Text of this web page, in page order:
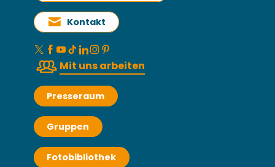
Kontakt
Mit uns arbeiten
Presseraum
Gruppen
Fotobibliothek